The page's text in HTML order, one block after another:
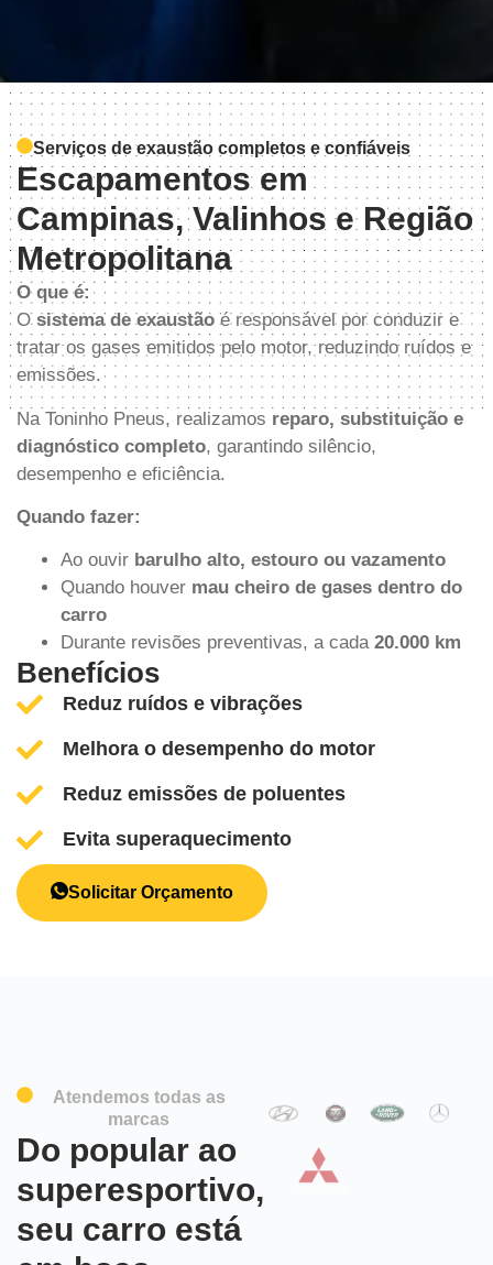
Serviços de exaustão completos e confiáveis
Escapamentos em
Campinas, Valinhos e Região
Metropolitana
O que é:
Osistema de exaustão é responsável por conduzir e
tratar os gases emitidos pelo motor, reduzindo ruídos e
emissões.
Na Toninho Pneus, realizamos reparo, substituição e
diagnóstico completo, garantindo silêncio,
desempenho e eficiência.
Quando fazer:
Ao ouvir barulho alto, estouro ou vazamento
Quando houver mau cheiro de gases dentro do
carro
Durante revisões preventivas, a cada 20.000 km
Benefícios
Reduz ruídos e vibrações
Melhora o desempenho do motor
Reduz emissões de poluentes
Evita superaquecimento
Solicitar Orçamento
Atendemos todas as
marcas
Do popular ao
superesportivo,
seu carro está